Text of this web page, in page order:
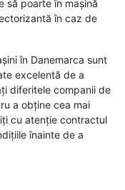
să poarte în mașină
în caz de
în Danemarca sunt
excelentă de a
diferitele companii de
a obține cea mai
cu atenție contractul
înainte de a